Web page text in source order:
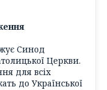
Синод
Церкви.
для всіх
до Української